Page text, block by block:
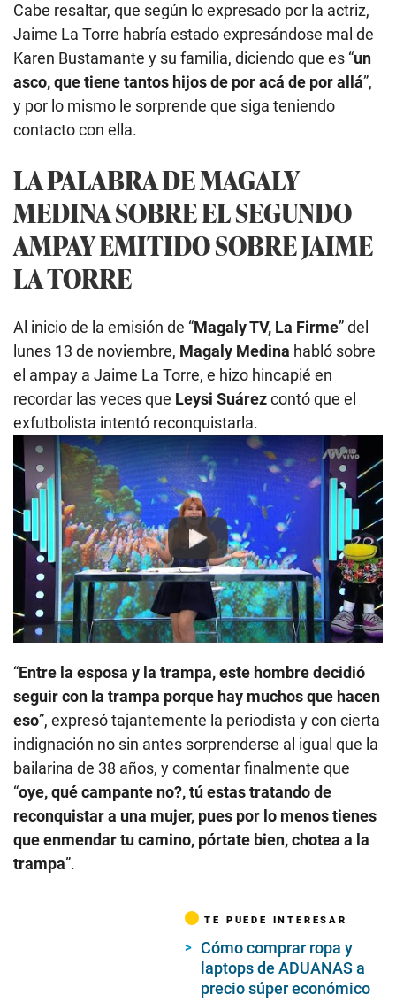
Cabe resaltar, que según lo expresado por la actriz,
Jaime La Torre habría estado expresándose mal de
Karen Bustamante y su familia, diciendo que es “un
asco, que tiene tantos hijos de por acá de por allá”,
y por lo mismo le sorprende que siga teniendo
contacto con ella.
LA PALABRA DE MAGALY
MEDINA SOBRE EL SEGUNDO
AMPAY EMITIDO SOBRE JAIME
LA TORRE
Al inicio de la emisión de “Magaly TV, La Firme” del
lunes 13 de noviembre, Magaly Medina habló sobre
el ampay a Jaime La Torre, e hizo hincapié en
recordar las veces que Leysi Suárezcontó que el
exfutbolista intentó reconquistarla.
Play
“Entre la esposa y la trampa, este hombre decidió
seguir con la trampa porque hay muchos que hacen
eso”, expresó tajantemente la periodista y con cierta
indignación no sin antes sorprenderse al igual que la
bailarina de 38 años, y comentar finalmente que
“oye, qué campante no?, tú estas tratando de
reconquistar a una mujer, pues por lo menos tienes
que enmendar tu camino, pórtate bien, chotea a la
trampa”.
TE PUEDE INTERESAR
Cómo comprar ropa y
laptops de ADUANAS a
precio súper económico